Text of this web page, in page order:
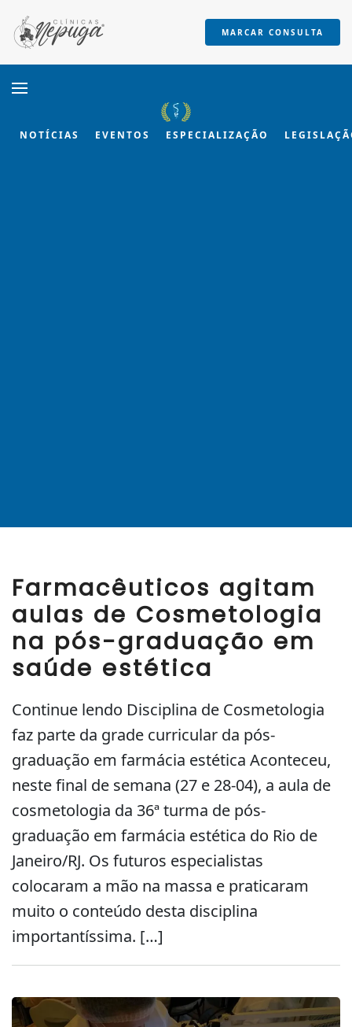
Skip to main content
MARCAR CONSULTA
NOTÍCIAS EVENTOS ESPECIALIZAÇÃO
Farmacêuticos agitam
aulas de Cosmetologia
na pós-graduação em
saúde estética
Continue lendo Disciplina de Cosmetologia
faz parte da grade curricular da pós-
graduação em farmácia estética Aconteceu,
neste final de semana (27 e 28-04), a aula de
cosmetologia da 36ª turma de pós-
graduação em farmácia estética do Rio de
Janeiro/RJ. Os futuros especialistas
colocaram a mão na massa e praticaram
muito o conteúdo desta disciplina
importantíssima. […]